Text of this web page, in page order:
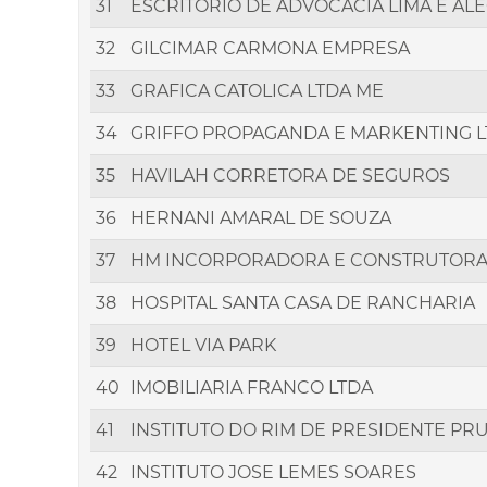
31 ESCRITORIO DE ADVOCACIA LIMA E
32 GILCIMAR CARMONA EMPRESA
33 GRAFICA CATOLICA LTDA ME
34 GRIFFO PROPAGANDA E MARKENTING
35 HAVILAH CORRETORA DE SEGUROS
36 HERNANI AMARAL DE SOUZA
37 HM INCORPORADORA E CONSTRUTORA
38 HOSPITAL SANTA CASA DE RANCHARIA
39 HOTEL VIA PARK
40 IMOBILIARIA FRANCO LTDA
41 INSTITUTO DO RIM DE PRESIDENTE
42 INSTITUTO JOSE LEMES SOARES